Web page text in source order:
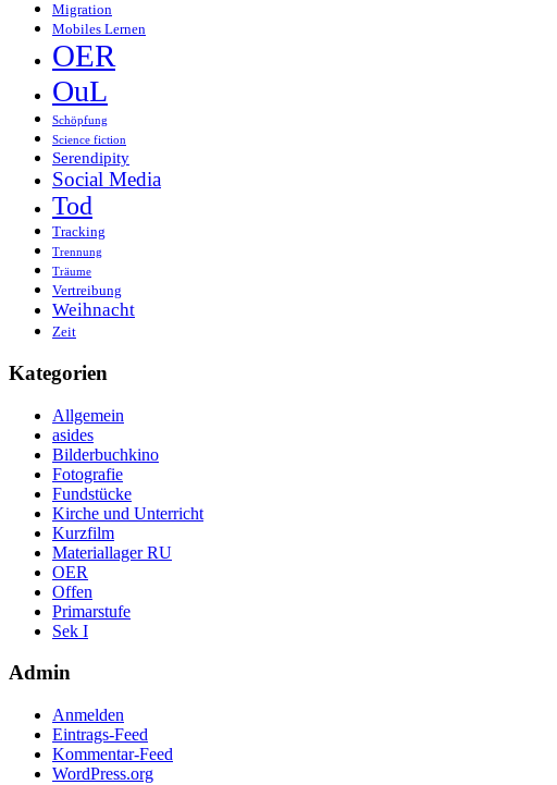
Migration
Mobiles Lernen
OER
OuL
Schöpfung
Science fiction
Serendipity
Social Media
Tod
Tracking
Trennung
Träume
Vertreibung
Weihnacht
Zeit
Kategorien
Allgemein
asides
Bilderbuchkino
Fotografie
Fundstücke
Kirche und Unterricht
Kurzfilm
Materiallager RU
OER
Offen
Primarstufe
Sek I
Admin
Anmelden
Eintrags-Feed
Kommentar-Feed
WordPress.org